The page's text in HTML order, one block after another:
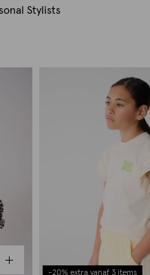
Stylists
-20% extra vanaf 3 items